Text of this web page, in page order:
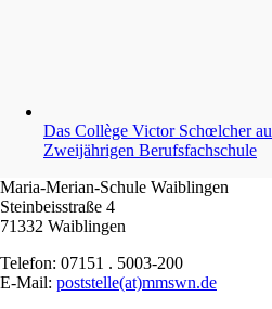
Das Collège Victor Schœlcher
Zweijährigen Berufsfachschule
Maria-Merian-Schule Waiblingen
Steinbeisstraße 4
71332 Waiblingen
Telefon: 07151 . 5003-200
E-Mail: poststelle(at)mmswn.de